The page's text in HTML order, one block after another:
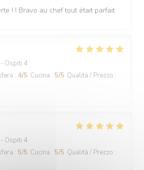
! ! Bravo au chef tout était parfait
Ospiti 4
: 4/5 Cucina : 5/5 Qualità / Prezzo :
Ospiti 4
: 5/5 Cucina : 5/5 Qualità / Prezzo :